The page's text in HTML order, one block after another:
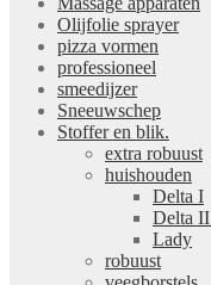
Olijfolie sprayer
pizza vormen
professioneel
smeedijzer
Sneeuwschep
Stoffer en blik.
extra robuust
huishouden
Delta I
Delta II
Lady
robuust